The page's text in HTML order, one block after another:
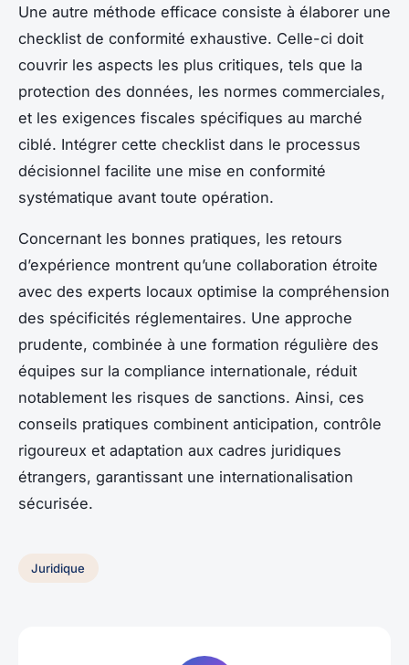
Une autre méthode efficace consiste à élaborer une
checklist de conformité exhaustive. Celle-ci doit
couvrir les aspects les plus critiques, tels que la
protection des données, les normes commerciales,
et les exigences fiscales spécifiques au marché
ciblé. Intégrer cette checklist dans le processus
décisionnel facilite une mise en conformité
systématique avant toute opération.
Concernant les bonnes pratiques, les retours
d’expérience montrent qu’une collaboration étroite
avec des experts locaux optimise la compréhension
des spécificités réglementaires. Une approche
prudente, combinée à une formation régulière des
équipes sur la compliance internationale, réduit
notablement les risques de sanctions. Ainsi, ces
conseils pratiques combinent anticipation, contrôle
rigoureux et adaptation aux cadres juridiques
étrangers, garantissant une internationalisation
sécurisée.
Juridique